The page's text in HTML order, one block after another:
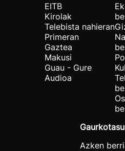
EITB
Kirolak
Telebista nahieran
Primeran
Gaztea
Makusi
Guau - Gure
Audioa
Azken